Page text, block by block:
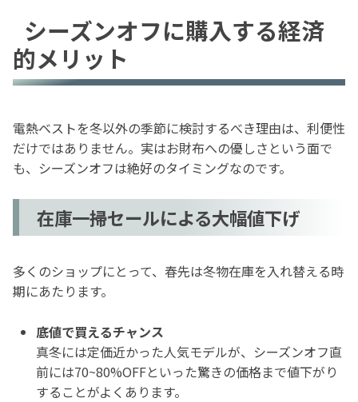
シーズンオフに購入する経済
的メリット
電熱ベストを冬以外の季節に検討するべき理由は、利便性
だけではありません。実はお財布への優しさという面で
も、シーズンオフは絶好のタイミングなのです。
在庫一掃セールによる大幅値下げ
多くのショップにとって、春先は冬物在庫を入れ替える時
期にあたります。
底値で買えるチャンス
真冬には定価近かった人気モデルが、シーズンオフ直
前には70~80%OFFといった驚きの価格まで値下がり
することがよくあります。